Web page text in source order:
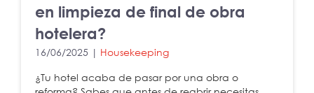
en limpieza de final de obra
hotelera?
16/06/2025 | Housekeeping
¿Tu hotel acaba de pasar por una obra o